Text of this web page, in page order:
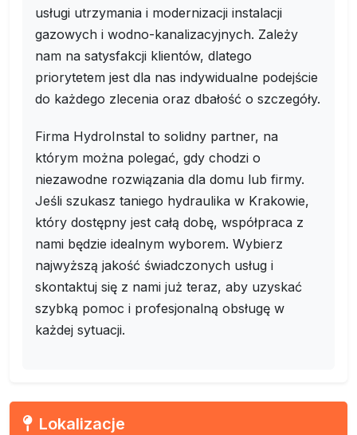
usługi utrzymania i modernizacji instalacji
gazowych i wodno-kanalizacyjnych. Zależy
nam na satysfakcji klientów, dlatego
priorytetem jest dla nas indywidualne podejście
do każdego zlecenia oraz dbałość o szczegóły.
Firma HydroInstal to solidny partner, na
którym można polegać, gdy chodzi o
niezawodne rozwiązania dla domu lub firmy.
Jeśli szukasz taniego hydraulika w Krakowie,
który dostępny jest całą dobę, współpraca z
nami będzie idealnym wyborem. Wybierz
najwyższą jakość świadczonych usług i
skontaktuj się z nami już teraz, aby uzyskać
szybką pomoc i profesjonalną obsługę w
każdej sytuacji.
Lokalizacje